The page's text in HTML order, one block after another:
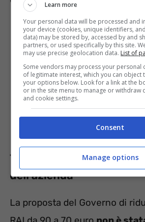
Taglio del Canone RAI: le
dell’azienda
La proposta del Governo di
Learn more
Your personal data will be processed and
your device (cookies, unique identifiers,
data) may be stored by, accessed by and
partners, or used specifically by this site.
may use precise geolocation data. List of
Some vendors may process your personal
of legitimate interest, which you can object
your options below. Look for a link at the
or in the site menu to manage or withdraw
and cookie settings.
Consent
Manage options